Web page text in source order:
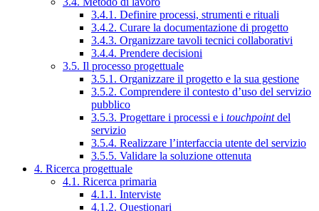
3.4.1. Definire processi, strumenti e rituali
3.4.2. Curare la documentazione di progetto
3.4.3. Organizzare tavoli tecnici collaborativi
3.4.4. Prendere decisioni
3.5. Il processo progettuale
3.5.1. Organizzare il progetto e la sua gestione
3.5.2. Comprendere il contesto d’uso del servizio
pubblico
3.5.3. Progettare i processi e i touchpointdel
servizio
3.5.4. Realizzare l’interfaccia utente del servizio
3.5.5. Validare la soluzione ottenuta
4. Ricerca progettuale
4.1. Ricerca primaria
4.1.1. Interviste
4.1.2. Questionari